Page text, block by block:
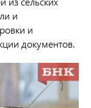
и
и
документов.